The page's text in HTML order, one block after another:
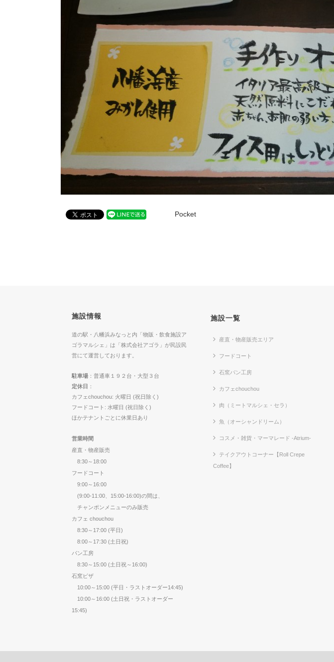
Pocket
施設情報
道の駅・八幡浜みなっと内「物販・飲食施設ア
ゴラマルシェ」は「株式会社アゴラ」が民設民
営にて運営しております。
駐車場 ：普通車１９２台・大型３台
定休日 ：
カフェchouchou: 火曜日 (祝日除く)
フードコート: 水曜日 (祝日除く)
ほかテナントごとに休業日あり
営業時間
産直・物産販売
8:30～18:00
フードコート
9:00～16:00
(9:00-11:00、15:00-16:00)の間は、
チャンポンメニューのみ販売
カフェ chouchou
8:30～17:00 (平日)
8:00～17:30 (土日祝)
パン工房
8:30～15:00 (土日祝～16:00)
石窯ピザ
10:00～15:00 (平日・ラストオーダー14:45)
10:00～16:00 (土日祝・ラストオーダー
15:45)
施設一覧
産直・物産販売エリア
フードコート
石窯パン工房
カフェchouchou
肉（ミートマルシェ・セラ）
魚（オーシャンドリーム）
コスメ・雑貨・マーマレード -Atrium-
テイクアウトコーナー【Roll Crepe
Coffee】